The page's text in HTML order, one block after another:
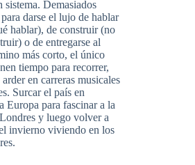
Demasiados
darse el lujo de hablar
hablar), de construir (no
o de entregarse al
más corto, el único
tiempo para recorrer,
en carreras musicales
Surcar el país en
Europa para fascinar a la
y luego volver a
invierno viviendo en los